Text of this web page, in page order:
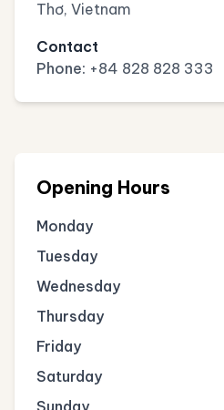
Thơ, Vietnam
Contact
Phone: +84 828 828 333
Opening Hours
Monday
Tuesday
Wednesday
Thursday
Friday
Saturday
Sunday